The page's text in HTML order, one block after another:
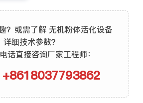
？或需了解 无机粉体活化设备
详细技术参数？
话直接咨询厂家工程师：
+8618037793862